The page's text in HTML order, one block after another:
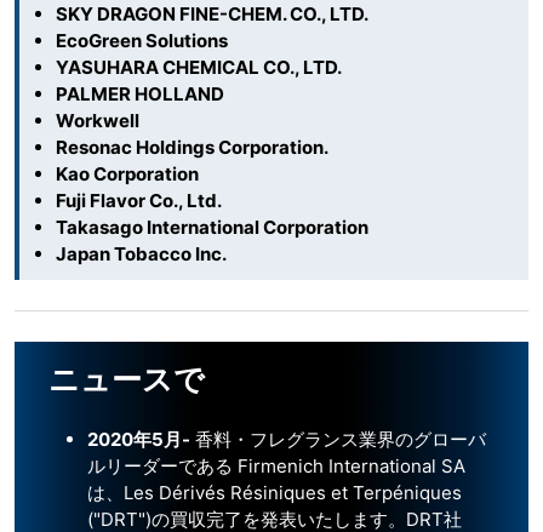
SKY DRAGON FINE-CHEM. CO., LTD.
EcoGreen Solutions
YASUHARA CHEMICAL CO., LTD.
PALMER HOLLAND
Workwell
Resonac Holdings Corporation.
Kao Corporation
Fuji Flavor Co., Ltd.
Takasago International Corporation
Japan Tobacco Inc.
ニュースで
2020年5月- 香料・フレグランス業界のグローバ
ルリーダーである Firmenich International SA
は、Les Dérivés Résiniques et Terpéniques
("DRT")の買収完了を発表いたします。DRT社